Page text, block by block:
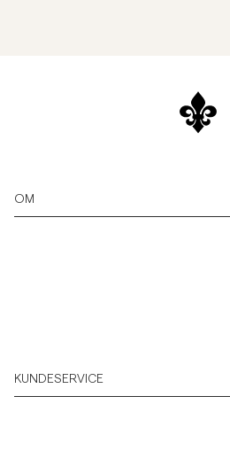
OM
KUNDESERVICE